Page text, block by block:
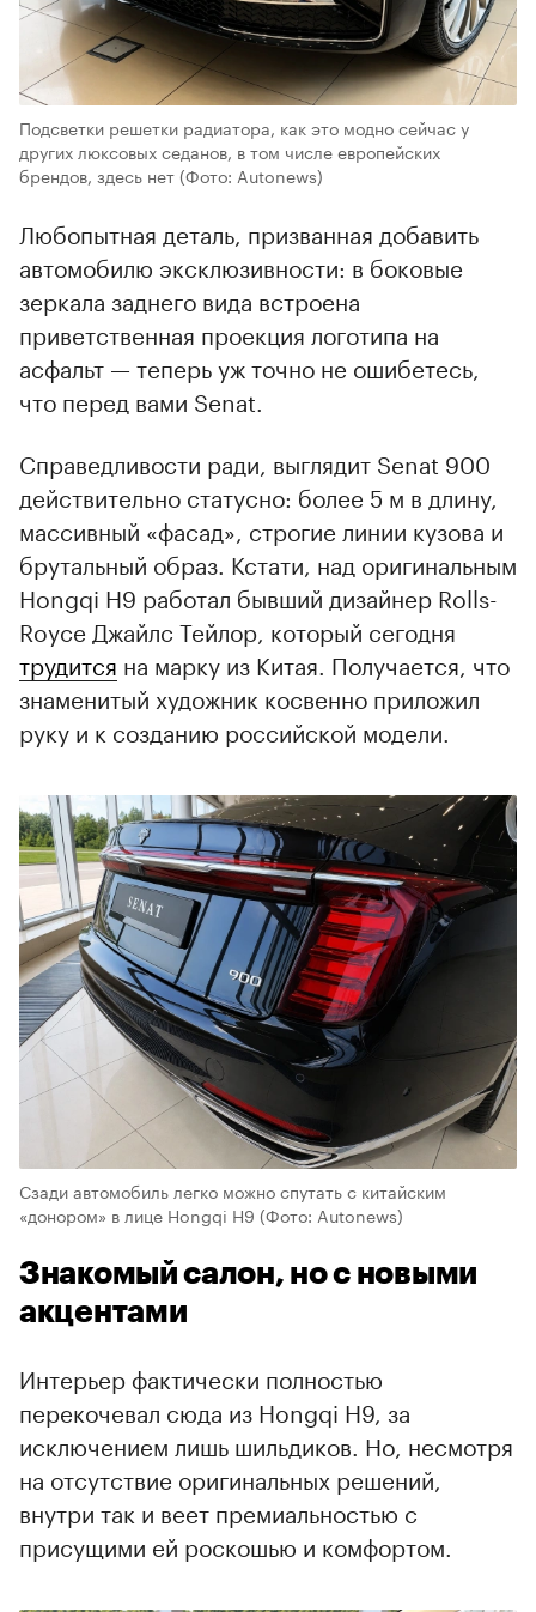
Подсветки решетки радиатора, как это модно сейчас у
других люксовых седанов, в том числе европейских
брендов, здесь нет(Фото: Autonews)
Любопытная деталь, призванная добавить
автомобилю эксклюзивности: в боковые
зеркала заднего вида встроена
приветственная проекция логотипа на
асфальт — теперь уж точно не ошибетесь,
что перед вами Senat.
Справедливости ради, выглядит Senat 900
действительно статусно: более 5 м в длину,
массивный «фасад», строгие линии кузова и
брутальный образ. Кстати, над оригинальным
Hongqi H9 работал бывший дизайнер Rolls-
Royce Джайлс Тейлор, который сегодня
трудится на марку из Китая. Получается, что
знаменитый художник косвенно приложил
руку и к созданию российской модели.
Сзади автомобиль легко можно спутать с китайским
«донором» в лице Hongqi H9 (Фото: Autonews)
Знакомый салон, но с новыми
акцентами
Интерьер фактически полностью
перекочевал сюда из Hongqi H9, за
исключением лишь шильдиков. Но, несмотря
на отсутствие оригинальных решений,
внутри так и веет премиальностью с
присущими ей роскошью и комфортом.